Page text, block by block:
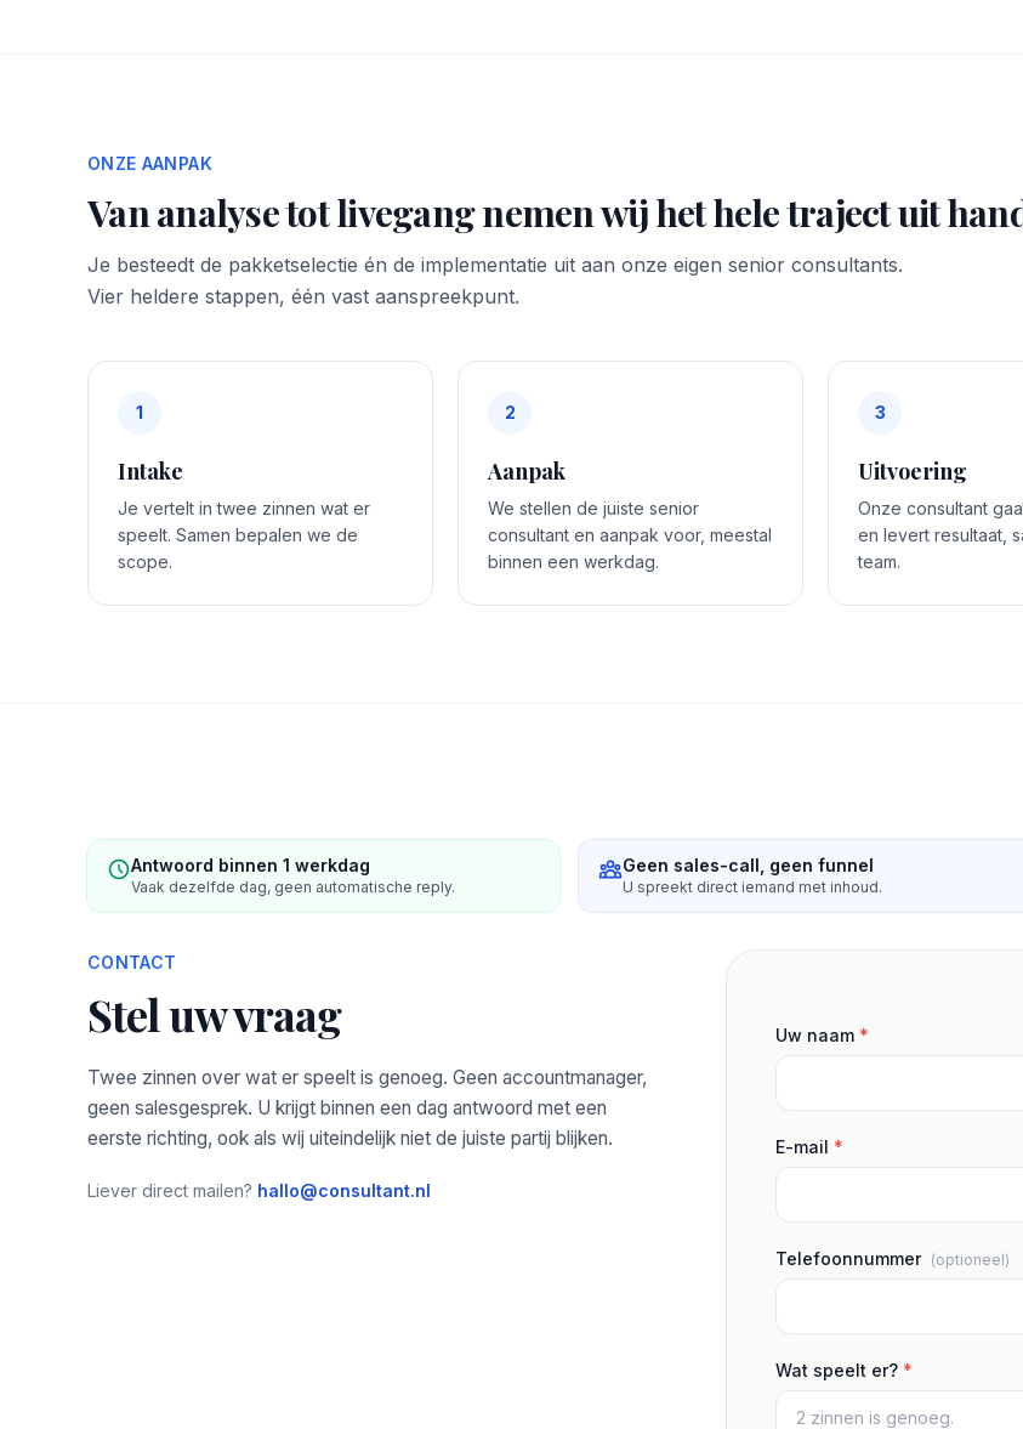
ONZE AANPAK
Van analyse tot livegang nemen wij het hele traject uit
Je besteedt de pakketselectie én de implementatie uit aan onze eigen senior consultants.
Vier heldere stappen, één vast aanspreekpunt.
1
Intake
Je vertelt in twee zinnen wat er
speelt. Samen bepalen we de
scope.
2
Aanpak
We stellen de juiste senior
consultant en aanpak voor, meestal
binnen een werkdag.
3
Uitvoering
Onze consultant
en levert resultaat,
team.
Antwoord binnen 1 werkdag
Vaak dezelfde dag, geen automatische reply.
Geen sales-call, geen funnel
U spreekt direct iemand met inhoud.
CONTACT
Stel uw vraag
Twee zinnen over wat er speelt is genoeg. Geen accountmanager,
geen salesgesprek. U krijgt binnen een dag antwoord met een
eerste richting, ook als wij uiteindelijk niet de juiste partij blijken.
Liever direct mailen? hallo@consultant.nl
Uw naam *
E-mail *
Telefoonnummer (optioneel)
Wat speelt er? *